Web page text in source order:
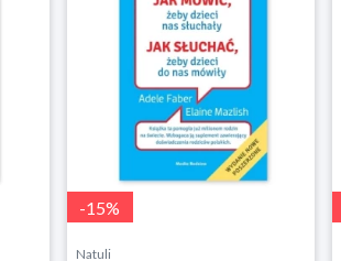
-15%
Natuli